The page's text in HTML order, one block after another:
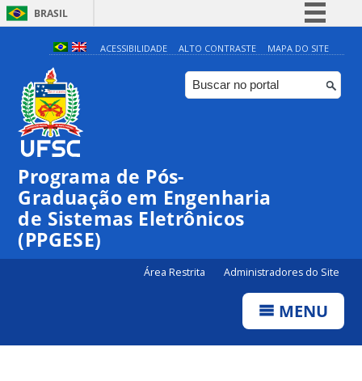
BRASIL
Simplifique!
Comunica BR
Participe
ACESSIBILIDADE ALTO CONTRASTE MAPA DO SITE
Programa de Pós-
Graduação em Engenharia
de Sistemas Eletrônicos
(PPGESE)
Área Restrita Administradores do Site
MENU